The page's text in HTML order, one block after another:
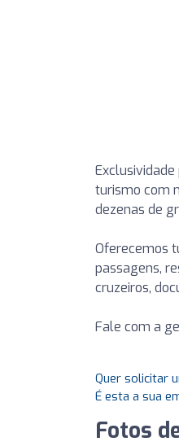
turismo com
dezenas de
Oferecemos
passagens,
cruzeiros,
Fale com a
Quer solicitar
É esta a sua
Fotos